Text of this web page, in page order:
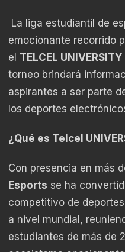
La liga estudiantil de
emocionante recorrido
el TELCEL UNIVERSITY
torneo brindará
aspirantes a ser parte
los deportes
¿Qué es Telcel
Con presencia en más
Esports se ha
competitivo de
a nivel mundial,
estudiantes de más de